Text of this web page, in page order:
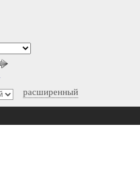
расширенный